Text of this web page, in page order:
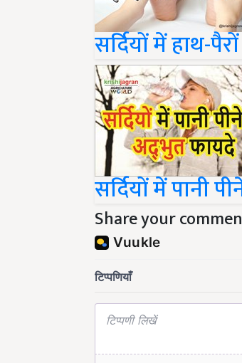
सर्दियों में हाथ-
सर्दियों में पानी
Share your